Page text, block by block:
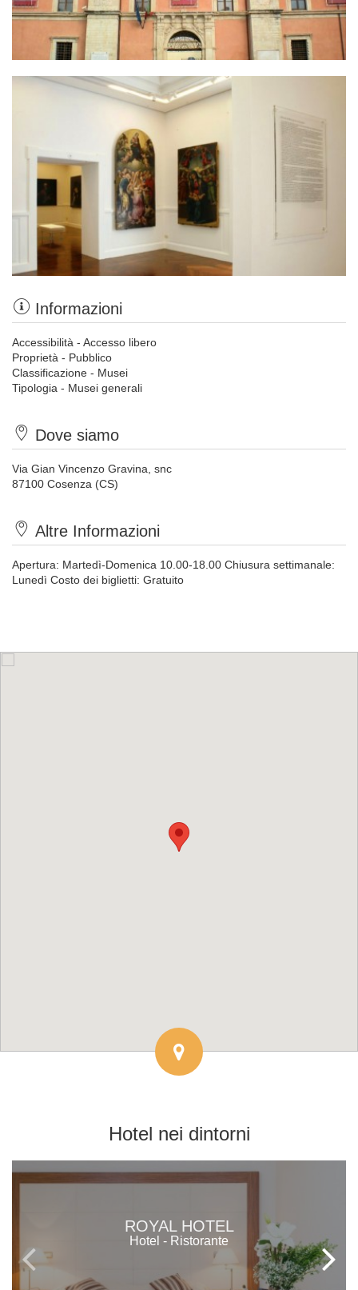
Informazioni
Accessibilità - Accesso libero
Proprietà - Pubblico
Classificazione - Musei
Tipologia - Musei generali
Dove siamo
Via Gian Vincenzo Gravina, snc
87100 Cosenza (CS)
Altre Informazioni
Apertura: Martedì-Domenica 10.00-18.00 Chiusura settimanale:
Lunedì Costo dei biglietti: Gratuito
Hotel nei dintorni
ROYAL HOTEL
Hotel - Ristorante